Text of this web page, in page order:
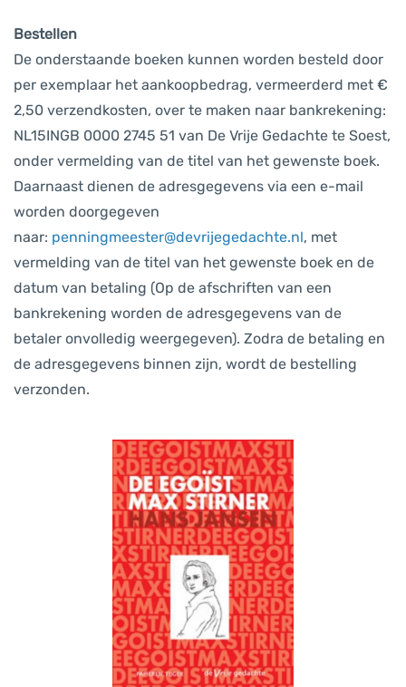
Bestellen
De onderstaande boeken kunnen worden besteld door
per exemplaar het aankoopbedrag, vermeerderd met €
2,50 verzendkosten, over te maken naar bankrekening:
NL15INGB 0000 2745 51 van De Vrije Gedachte te Soest,
onder vermelding van de titel van het gewenste boek.
Daarnaast dienen de adresgegevens via een e-mail
worden doorgegeven
naar: penningmeester@devrijegedachte.nl, met
vermelding van de titel van het gewenste boek en de
datum van betaling (Op de afschriften van een
bankrekening worden de adresgegevens van de
betaler onvolledig weergegeven). Zodra de betaling en
de adresgegevens binnen zijn, wordt de bestelling
verzonden.